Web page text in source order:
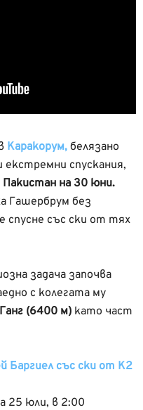
Каракорум, белязано
спускания,
на 30 юни.
Гашербрум без
спусне със ски от тях
задача започва
с колегата му
(6400 м) като част
Баргиел със ски от К2
25 юли, в 2:00